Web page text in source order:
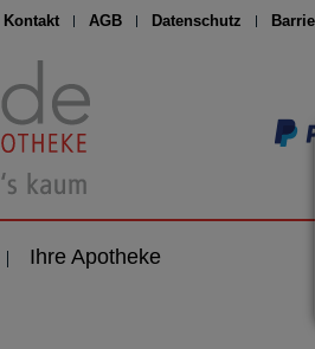
Kontakt AGB Datenschutz
Ihre Apotheke